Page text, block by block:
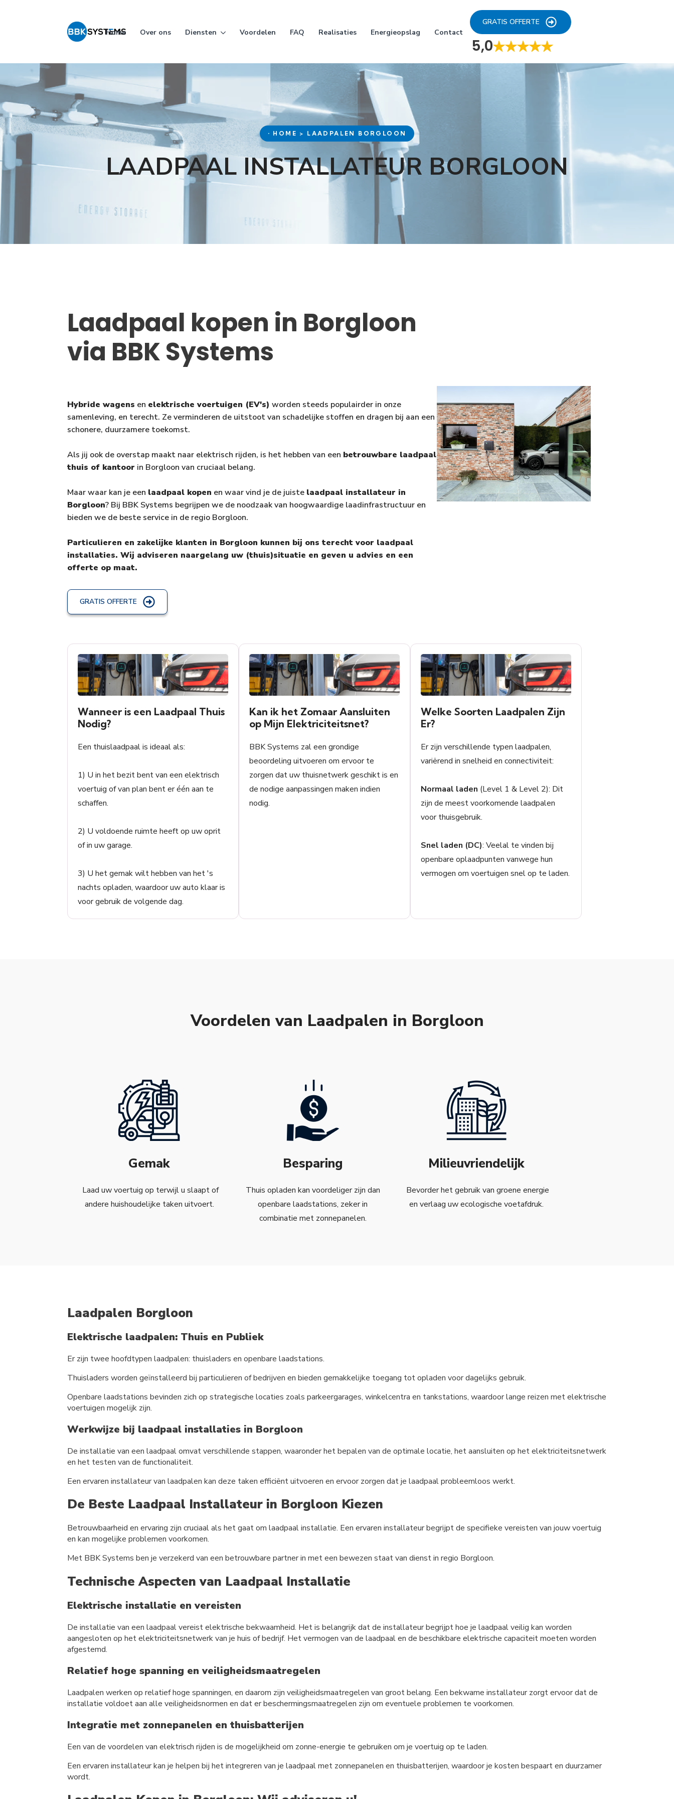
Home Over ons Diensten Voordelen FAQ Realisaties Energieopslag Contact
GRATIS OFFERTE
5,0
• HOME > LAADPALEN BORGLOON
LAADPAAL INSTALLATEUR BORGLOON
Laadpaal kopen in Borgloon
via BBK Systems
Hybride wagens en elektrische voertuigen (EV's)worden steeds populairder in onze
samenleving, en terecht. Ze verminderen de uitstoot van schadelijke stoffen en dragen bij aan een
schonere, duurzamere toekomst.
Als jij ook de overstap maakt naar elektrisch rijden, is het hebben van een betrouwbare laadpaal
thuis of kantoor in Borgloon van cruciaal belang.
Maar waar kan je een laadpaal kopen en waar vind je de juiste laadpaal installateur in
Borgloon? Bij BBK Systems begrijpen we de noodzaak van hoogwaardige laadinfrastructuur en
bieden we de beste service in de regio Borgloon.
Particulieren en zakelijke klanten in Borgloon kunnen bij ons terecht voor laadpaal
installaties. Wij adviseren naargelang uw (thuis)situatie en geven u advies en een
offerte op maat.
GRATIS OFFERTE
Wanneer is een Laadpaal Thuis
Nodig?
Een thuislaadpaal is ideaal als:
1) U in het bezit bent van een elektrisch
voertuig of van plan bent er één aan te
schaffen.
2) U voldoende ruimte heeft op uw oprit
of in uw garage.
3) U het gemak wilt hebben van het 's
nachts opladen, waardoor uw auto klaar is
voor gebruik de volgende dag.
Kan ik het Zomaar Aansluiten
op Mijn Elektriciteitsnet?
BBK Systems zal een grondige
beoordeling uitvoeren om ervoor te
zorgen dat uw thuisnetwerk geschikt is en
de nodige aanpassingen maken indien
nodig.
Welke Soorten Laadpalen Zijn
Er?
Er zijn verschillende typen laadpalen,
variërend in snelheid en connectiviteit:
Normaal laden (Level 1 & Level 2): Dit
zijn de meest voorkomende laadpalen
voor thuisgebruik.
Snel laden (DC): Veelal te vinden bij
openbare oplaadpunten vanwege hun
vermogen om voertuigen snel op te laden.
Voordelen van Laadpalen in Borgloon
Gemak
Laad uw voertuig op terwijl u slaapt of
andere huishoudelijke taken uitvoert.
Besparing
Thuis opladen kan voordeliger zijn dan
openbare laadstations, zeker in
combinatie met zonnepanelen.
Milieuvriendelijk
Bevorder het gebruik van groene energie
en verlaag uw ecologische voetafdruk.
Laadpalen Borgloon
Elektrische laadpalen: Thuis en Publiek
Er zijn twee hoofdtypen laadpalen: thuisladers en openbare laadstations.
Thuisladers worden geïnstalleerd bij particulieren of bedrijven en bieden gemakkelijke toegang tot opladen voor dagelijks gebruik.
Openbare laadstations bevinden zich op strategische locaties zoals parkeergarages, winkelcentra en tankstations, waardoor lange reizen met elektrische
voertuigen mogelijk zijn.
Werkwijze bij laadpaal installaties in Borgloon
De installatie van een laadpaal omvat verschillende stappen, waaronder het bepalen van de optimale locatie, het aansluiten op het elektriciteitsnetwerk
en het testen van de functionaliteit.
Een ervaren installateur van laadpalen kan deze taken efficiënt uitvoeren en ervoor zorgen dat je laadpaal probleemloos werkt.
De Beste Laadpaal Installateur in Borgloon Kiezen
Betrouwbaarheid en ervaring zijn cruciaal als het gaat om laadpaal installatie. Een ervaren installateur begrijpt de specifieke vereisten van jouw voertuig
en kan mogelijke problemen voorkomen.
Met BBK Systems ben je verzekerd van een betrouwbare partner in met een bewezen staat van dienst in regio Borgloon.
Technische Aspecten van Laadpaal Installatie
Elektrische installatie en vereisten
De installatie van een laadpaal vereist elektrische bekwaamheid. Het is belangrijk dat de installateur begrijpt hoe je laadpaal veilig kan worden
aangesloten op het elektriciteitsnetwerk van je huis of bedrijf. Het vermogen van de laadpaal en de beschikbare elektrische capaciteit moeten worden
afgestemd.
Relatief hoge spanning en veiligheidsmaatregelen
Laadpalen werken op relatief hoge spanningen, en daarom zijn veiligheidsmaatregelen van groot belang. Een bekwame installateur zorgt ervoor dat de
installatie voldoet aan alle veiligheidsnormen en dat er beschermingsmaatregelen zijn om eventuele problemen te voorkomen.
Integratie met zonnepanelen en thuisbatterijen
Een van de voordelen van elektrisch rijden is de mogelijkheid om zonne-energie te gebruiken om je voertuig op te laden.
Een ervaren installateur kan je helpen bij het integreren van je laadpaal met zonnepanelen en thuisbatterijen, waardoor je kosten bespaart en duurzamer
wordt.